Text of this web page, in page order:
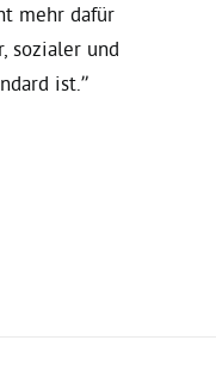
mehr dafür
sozialer und
ist.”